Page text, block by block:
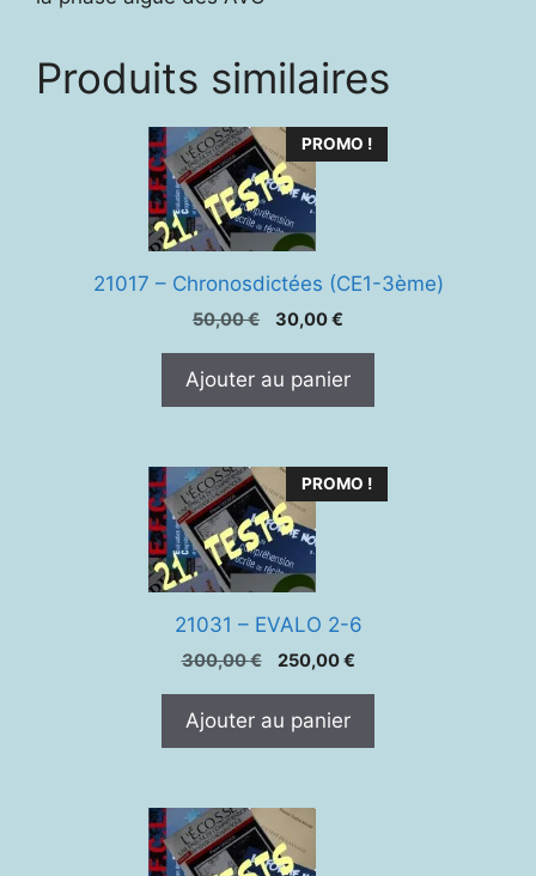
Produits similaires
PROMO !
21017 – Chronosdictées (CE1-3ème)
50,00€
Le
était :
30,00€
est :
Ajouter au panier
PROMO !
21031 – EVALO 2-6
300,00€
Le
était :
250,00€Le
Ajouter au panier